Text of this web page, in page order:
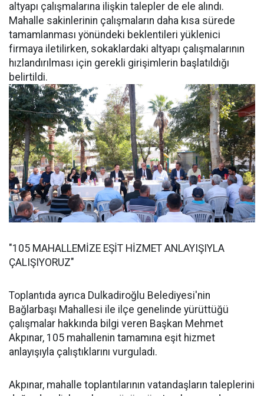
altyapı çalışmalarına ilişkin talepler de ele alındı.
Mahalle sakinlerinin çalışmaların daha kısa sürede
tamamlanması yönündeki beklentileri yüklenici
firmaya iletilirken, sokaklardaki altyapı çalışmalarının
hızlandırılması için gerekli girişimlerin başlatıldığı
belirtildi.
"105 MAHALLEMİZE EŞİT HİZMET ANLAYIŞIYLA
ÇALIŞIYORUZ"
Toplantıda ayrıca Dulkadiroğlu Belediyesi'nin
Bağlarbaşı Mahallesi ile ilçe genelinde yürüttüğü
çalışmalar hakkında bilgi veren Başkan Mehmet
Akpınar, 105 mahallenin tamamına eşit hizmet
anlayışıyla çalıştıklarını vurguladı.
Akpınar, mahalle toplantılarının vatandaşların taleplerini